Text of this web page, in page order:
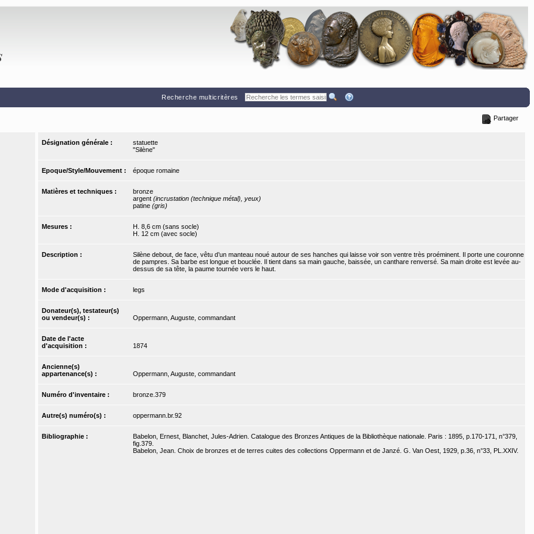
Recherche multicritères
Partager
Désignation générale :
statuette
"Silène"
Epoque/Style/Mouvement : époque romaine
Matières et techniques :
bronze
argent (incrustation (technique métal), yeux)
patine (gris)
Mesures :
H. 8,6 cm (sans socle)
H. 12 cm (avec socle)
Description :
Silène debout, de face, vêtu d’un manteau noué autour de ses hanches qui laisse voir son ventre très proéminent. Il porte une couronne
de pampres. Sa barbe est longue et bouclée. Il tient dans sa main gauche, baissée, un canthare renversé. Sa main droite est levée au-
dessus de sa tête, la paume tournée vers le haut.
Mode d'acquisition : legs
Donateur(s), testateur(s)
ou vendeur(s) :
Oppermann, Auguste, commandant
Date de l'acte
d'acquisition :
1874
Ancienne(s)
appartenance(s) :
Oppermann, Auguste, commandant
Numéro d'inventaire : bronze.379
Autre(s) numéro(s) : oppermann.br.92
Bibliographie :
Babelon, Ernest, Blanchet, Jules-Adrien. Catalogue des Bronzes Antiques de la Bibliothèque nationale. Paris : 1895, p.170-171, n°379,
fig.379.
Babelon, Jean. Choix de bronzes et de terres cuites des collections Oppermann et de Janzé. G. Van Oest, 1929, p.36, n°33, PL.XXIV.